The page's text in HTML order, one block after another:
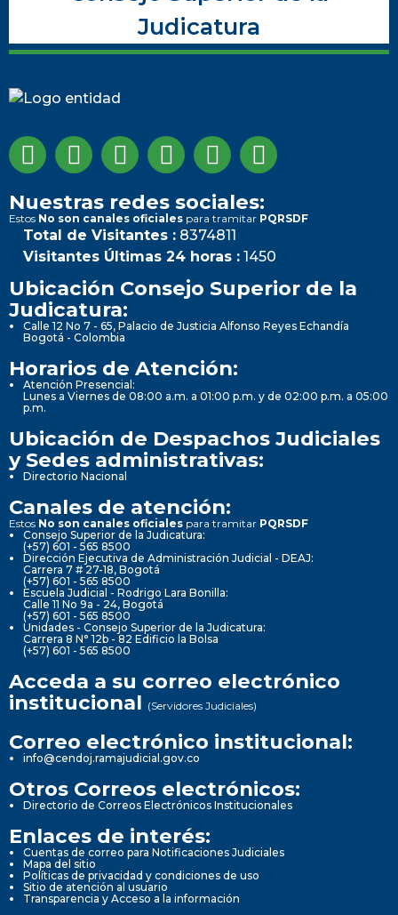
Judicatura
Nuestras redes sociales:
Estos No son canales oficiales para tramitar PQRSDF
Total de Visitantes : 8374811
Visitantes Últimas 24 horas : 1450
Ubicación Consejo Superior de la
Judicatura:
Calle 12 No 7 - 65, Palacio de Justicia Alfonso Reyes Echandía
Bogotá - Colombia
Horarios de Atención:
Atención Presencial:
Lunes a Viernes de 08:00 a.m. a 01:00 p.m. y de 02:00 p.m. a 05:00
p.m.
Ubicación de Despachos Judiciales
y Sedes administrativas:
Directorio Nacional
Canales de atención:
Estos No son canales oficiales para tramitar PQRSDF
Consejo Superior de la Judicatura:
(+57) 601 - 565 8500
Dirección Ejecutiva de Administración Judicial - DEAJ:
Carrera 7 # 27-18, Bogotá
(+57) 601 - 565 8500
Escuela Judicial - Rodrigo Lara Bonilla:
Calle 11 No 9a - 24, Bogotá
(+57) 601 - 565 8500
Unidades - Consejo Superior de la Judicatura:
Carrera 8 N° 12b - 82 Edificio la Bolsa
(+57) 601 - 565 8500
Acceda a su correo electrónico
institucional (Servidores Judiciales)
Correo electrónico institucional:
info@cendoj.ramajudicial.gov.co
Otros Correos electrónicos:
Directorio de Correos Electrónicos Institucionales
Enlaces de interés:
Cuentas de correo para Notificaciones Judiciales
Mapa del sitio
Políticas de privacidad y condiciones de uso
Sitio de atención al usuario
Transparencia y Acceso a la información